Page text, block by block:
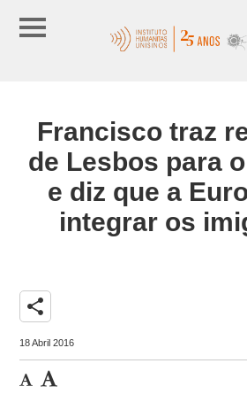
Francisco traz
de Lesbos para
e diz que a
integrar os
share
18 Abril 2016